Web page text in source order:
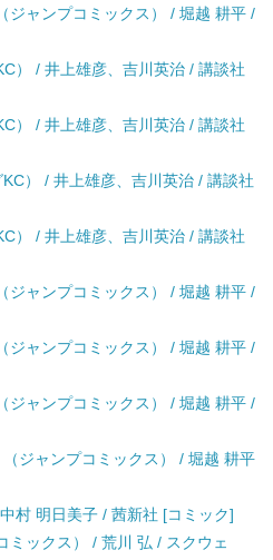
ジャンプコミックス） / 堀越 耕平 /
） / 井上雄彦、吉川英治 / 講談社
） / 井上雄彦、吉川英治 / 講談社
） / 井上雄彦、吉川英治 / 講談社
） / 井上雄彦、吉川英治 / 講談社
ジャンプコミックス） / 堀越 耕平 /
ジャンプコミックス） / 堀越 耕平 /
ジャンプコミックス） / 堀越 耕平 /
ジャンプコミックス） / 堀越 耕平
村 明日美子 / 茜新社 [コミック]
ミックス） / 荒川 弘 / スクウェ